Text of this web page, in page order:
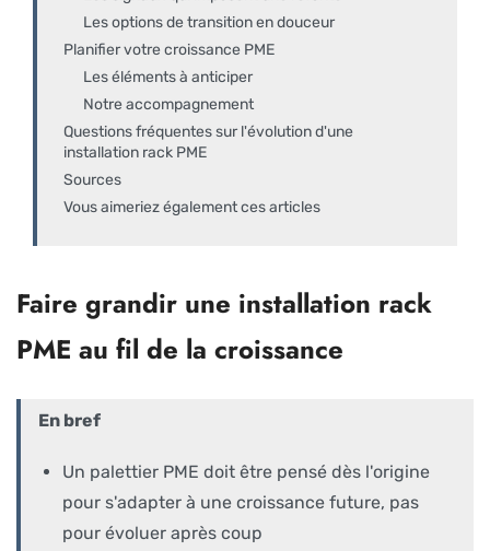
Les options de transition en douceur
Planifier votre croissance PME
Les éléments à anticiper
Notre accompagnement
Questions fréquentes sur l'évolution d'une
installation rack PME
Sources
Vous aimeriez également ces articles
Faire grandir une installation rack
PME au fil de la croissance
En bref
Un palettier PME doit être pensé dès l'origine
pour s'adapter à une croissance future, pas
pour évoluer après coup